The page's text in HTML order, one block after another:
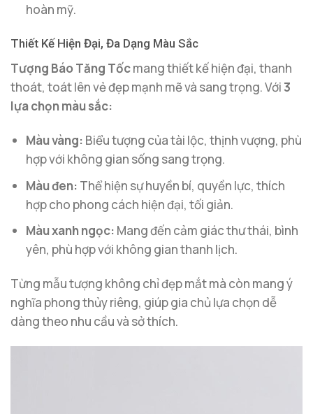
hoàn mỹ.
Thiết Kế Hiện Đại, Đa Dạng Màu Sắc
Tượng Báo Tăng Tốcmang thiết kế hiện đại, thanh
thoát, toát lên vẻ đẹp mạnh mẽ và sang trọng. Với3
lựa chọn màu sắc:
Màu vàng: Biểu tượng của tài lộc, thịnh vượng, phù
hợp với không gian sống sang trọng.
Màu đen: Thể hiện sự huyền bí, quyền lực, thích
hợp cho phong cách hiện đại, tối giản.
Màu xanh ngọc: Mang đến cảm giác thư thái, bình
yên, phù hợp với không gian thanh lịch.
Từng mẫu tượng không chỉ đẹp mắt mà còn mang ý
nghĩa phong thủy riêng, giúp gia chủ lựa chọn dễ
dàng theo nhu cầu và sở thích.